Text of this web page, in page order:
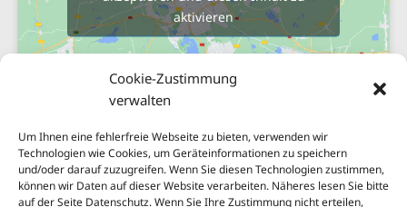
Cookie-Zustimmung
verwalten
Um Ihnen eine fehlerfreie Webseite zu bieten, verwenden wir
Technologien wie Cookies, um Geräteinformationen zu speichern
und/oder darauf zuzugreifen. Wenn Sie diesen Technologien zustimmen,
können wir Daten auf dieser Website verarbeiten. Näheres lesen Sie bitte
auf der Seite Datenschutz. Wenn Sie Ihre Zustimmung nicht erteilen,
aktivieren
Sitemap
Impressum